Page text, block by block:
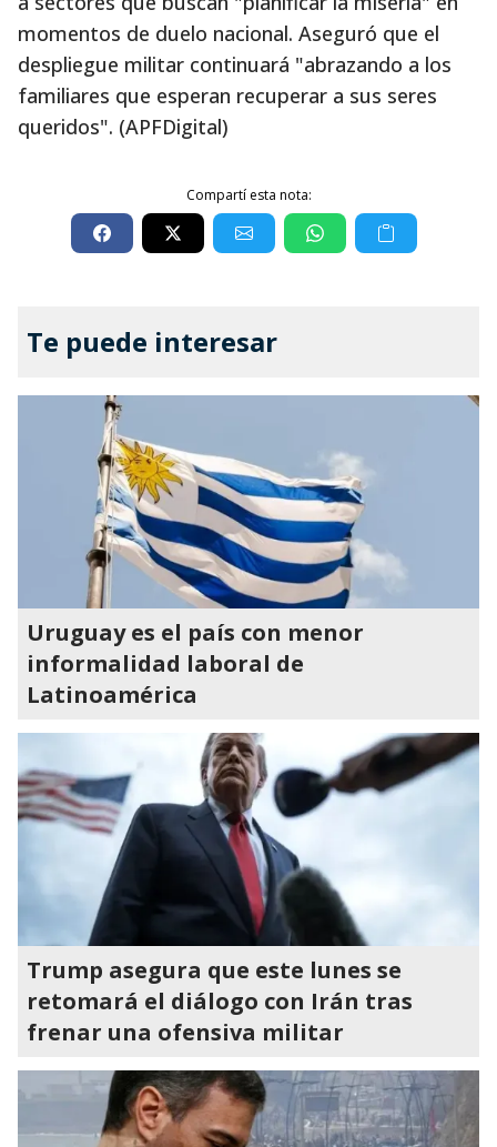
momentos de duelo nacional. Aseguró que el
despliegue militar continuará "abrazando a los
familiares que esperan recuperar a sus seres
queridos". (APFDigital)
Compartí esta nota:
Te puede interesar
Uruguay es el país con menor
informalidad laboral de
Latinoamérica
Trump asegura que este lunes se
retomará el diálogo con Irán tras
frenar una ofensiva militar